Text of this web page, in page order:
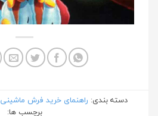
دسته بندی: راهنمای خرید فرش ماشینی
برچسب ها: